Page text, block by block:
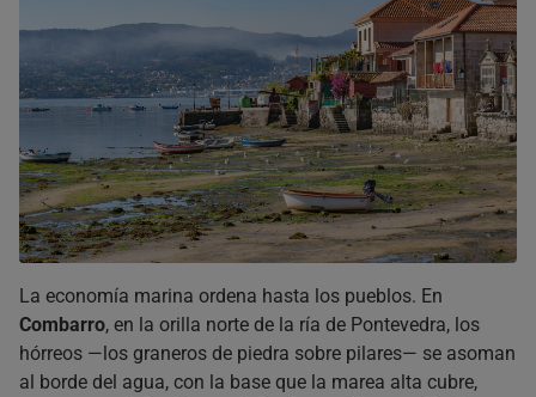
La economía marina ordena hasta los pueblos. En
Combarro, en la orilla norte de la ría de Pontevedra, los
hórreos —los graneros de piedra sobre pilares— se asoman
al borde del agua, con la base que la marea alta cubre,